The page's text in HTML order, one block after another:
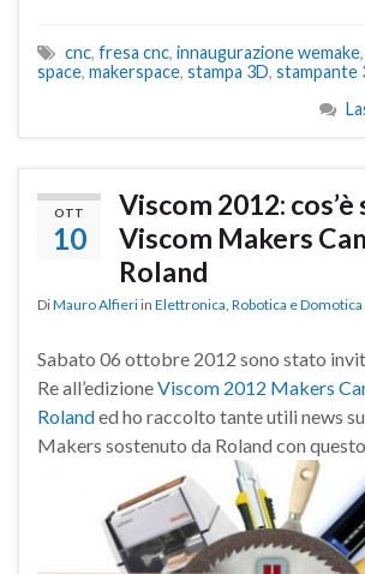
cnc, fresa cnc, innaugurazione wemake,
space, makerspace, stampa 3D, stampante
OTT
10
Viscom 2012: cos’è
Viscom Makers
Roland
DiMauro Alfieri in Elettronica Robotica e Domotica
Sabato 06 ottobre 2012 sono stato
Re all’edizioneViscom 2012 Makers
Rolanded ho raccolto tante utili news
Makers sostenuto da Roland con